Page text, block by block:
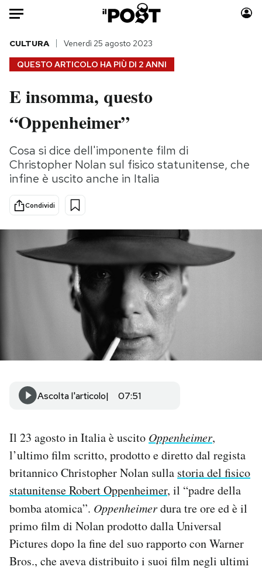
Auto
HOME
Italia
Politica
Tecnologia
Internet
Scienza
Cultura
Economia
Moda
Storie/Idee
Ok Boomer!
Media
Mondiali calcio 2026
NEWSLETTER
I MIEI PREFERITI
SHOP
CALENDARIO
AREA PERSONALE
Area Personale
Notifiche mobile
Regala il Post
Hai bisogno di aiuto?
QUESTO ARTICOLO HA PIÙ DI 2 ANNI
CULTURA Venerdì 25 agosto 2023
E insomma, questo
“Oppenheimer”
Cosa si dice dell'imponente film di
Christopher Nolan sul fisico statunitense, che
infine è uscito anche in Italia
Condividi
Ascolta l'articolo 07:51
Il 23 agosto in Italia è uscito Oppenheimer,
l’ultimo film scritto, prodotto e diretto dal regista
britannico Christopher Nolan sulla storia del fisico
statunitense Robert Oppenheimer, il “padre della
bomba atomica”. Oppenheimerdura tre ore ed è il
primo film di Nolan prodotto dalla Universal
Pictures dopo la fine del suo rapporto con Warner
Bros., che aveva distribuito i suoi film negli ultimi